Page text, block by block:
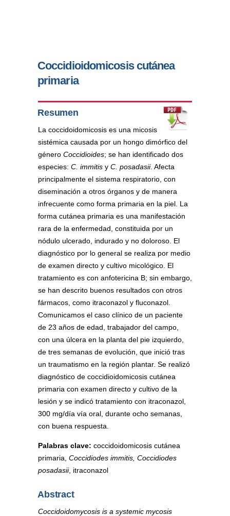
Coccidioidomicosis cutánea
primaria
Resumen
La coccidoidomicosis es una micosis
sistémica causada por un hongo dimórfico del
género Coccidioides; se han identificado dos
especies: C. immitis y C. posadasii. Afecta
principalmente el sistema respiratorio, con
diseminación a otros órganos y de manera
infrecuente como forma primaria en la piel. La
forma cutánea primaria es una manifestación
rara de la enfermedad, constituida por un
nódulo ulcerado, indurado y no doloroso. El
diagnóstico por lo general se realiza por medio
de examen directo y cultivo micológico. El
tratamiento es con anfotericina B; sin embargo,
se han descrito buenos resultados con otros
fármacos, como itraconazol y fluconazol.
Comunicamos el caso clínico de un paciente
de 23 años de edad, trabajador del campo,
con una úlcera en la planta del pie izquierdo,
de tres semanas de evolución, que inició tras
un traumatismo en la región plantar. Se realizó
diagnóstico de coccidioidomicosis cutánea
primaria con examen directo y cultivo de la
lesión y se indicó tratamiento con itraconazol,
300 mg/día vía oral, durante ocho semanas,
con buena respuesta.
Palabras clave: coccidoidomicosis cutánea
primaria, Coccidiodes immitis, Coccidiodes
posadasii, itraconazol
Abstract
Coccidoidomycosis is a systemic mycosis